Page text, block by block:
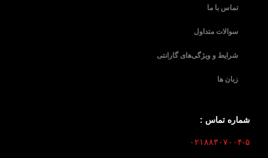
تماس با ما
سوالات متداول
شرایط و ویژگی‌های گارانتی
زبان ها
شماره تماس :
۰۲۱۸۸۳۰۷۰۰۴-۵